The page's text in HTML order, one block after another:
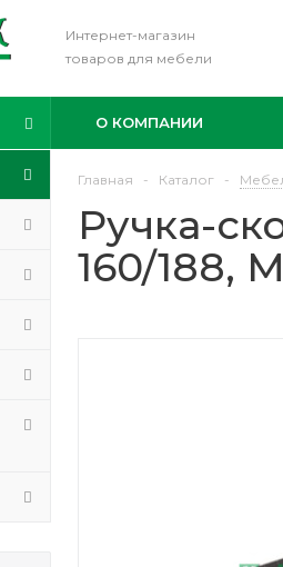
Интернет-магазин
товаров для мебели
О КОМПАНИИ
Главная - Каталог -
Ручка-
160/188,